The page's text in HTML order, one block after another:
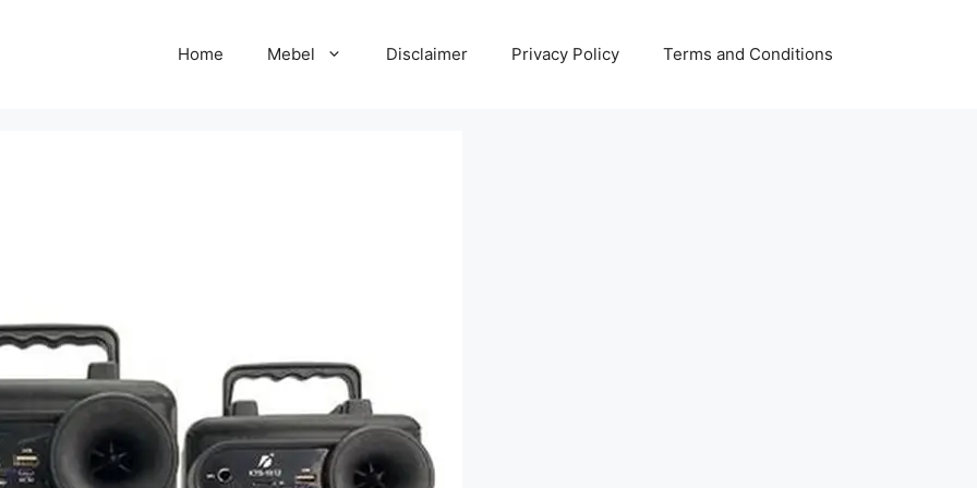
Home Mebel Disclaimer Privacy Policy Terms and Conditions